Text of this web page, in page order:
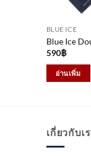
BLUE ICE
Blue Ice
590฿
อ่านเพิ่ม
เกี่ยวกับเ